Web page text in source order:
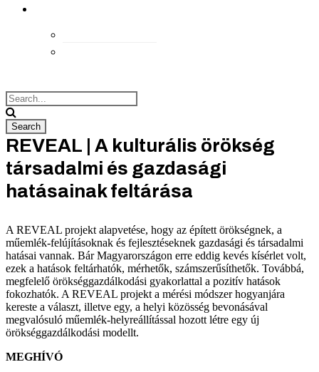
REVEAL | A kulturális örökség
társadalmi és gazdasági
hatásainak feltárása
A REVEAL projekt alapvetése, hogy az épített örökségnek, a
műemlék-felújításoknak és fejlesztéseknek gazdasági és társadalmi
hatásai vannak. Bár Magyarországon erre eddig kevés kísérlet volt,
ezek a hatások feltárhatók, mérhetők, számszerűsíthetők. Továbbá,
megfelelő örökséggazdálkodási gyakorlattal a pozitív hatások
fokozhatók. A REVEAL projekt a mérési módszer hogyanjára
kereste a választ, illetve egy, a helyi közösség bevonásával
megvalósuló műemlék-helyreállítással hozott létre egy új
örökséggazdálkodási modellt.
MEGHÍVÓ